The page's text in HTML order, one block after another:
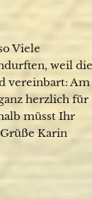
Viele
weil die
vereinbart: Am
herzlich für
müsst Ihr
Karin